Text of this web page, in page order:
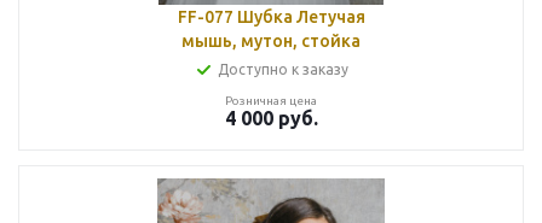
FF-077 Шубка Летучая
мышь, мутон, стойка
Доступно к заказу
Розничная цена
4 000руб.